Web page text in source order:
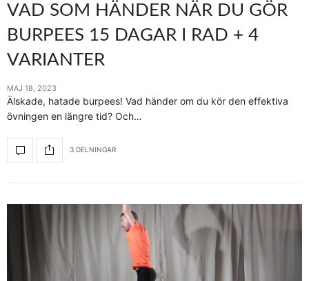
VAD SOM HÄNDER NÄR DU GÖR
BURPEES 15 DAGAR I RAD + 4
VARIANTER
MAJ 18, 2023
Älskade, hatade burpees! Vad händer om du kör den effektiva
övningen en längre tid? Och…
3 DELNINGAR